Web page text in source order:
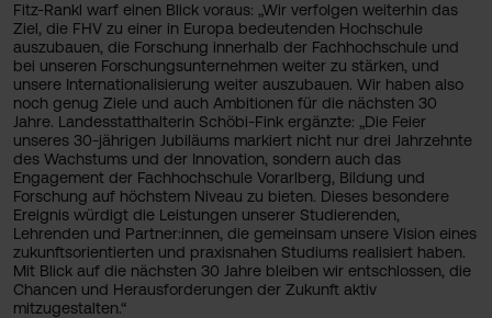
Fitz-Rankl warf einen Blick voraus: „Wir verfolgen weiterhin das
Ziel, die FHV zu einer in Europa bedeutenden Hochschule
auszubauen, die Forschung innerhalb der Fachhochschule und
bei unseren Forschungsunternehmen weiter zu stärken, und
unsere Internationalisierung weiter auszubauen. Wir haben also
noch genug Ziele und auch Ambitionen für die nächsten 30
Jahre. Landesstatthalterin Schöbi-Fink ergänzte: „Die Feier
unseres 30-jährigen Jubiläums markiert nicht nur drei Jahrzehnte
des Wachstums und der Innovation, sondern auch das
Engagement der Fachhochschule Vorarlberg, Bildung und
Forschung auf höchstem Niveau zu bieten. Dieses besondere
Ereignis würdigt die Leistungen unserer Studierenden,
Lehrenden und Partner:innen, die gemeinsam unsere Vision eines
zukunftsorientierten und praxisnahen Studiums realisiert haben.
Mit Blick auf die nächsten 30 Jahre bleiben wir entschlossen, die
Chancen und Herausforderungen der Zukunft aktiv
mitzugestalten.“